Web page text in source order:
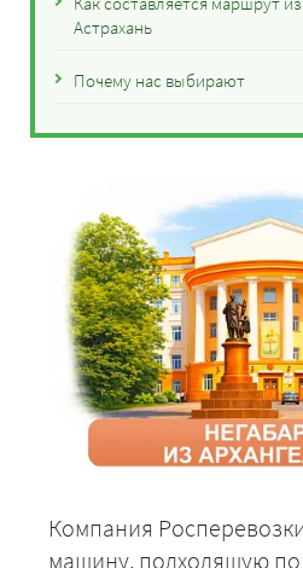
Астрахань
Почему нас выбирают
Компания
машину, подходящую